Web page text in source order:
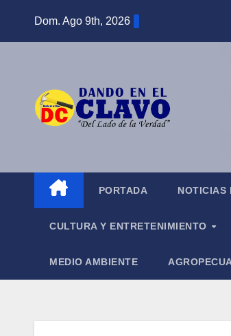
Dom. Ago 9th, 2026
PORTADA NOTICIAS
CULTURA Y ENTRETENIMIENTO
MEDIO AMBIENTE